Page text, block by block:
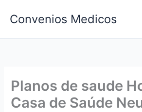
para
conteúdo
Convenios Medicos
Planos de saude
Casa de Saúde